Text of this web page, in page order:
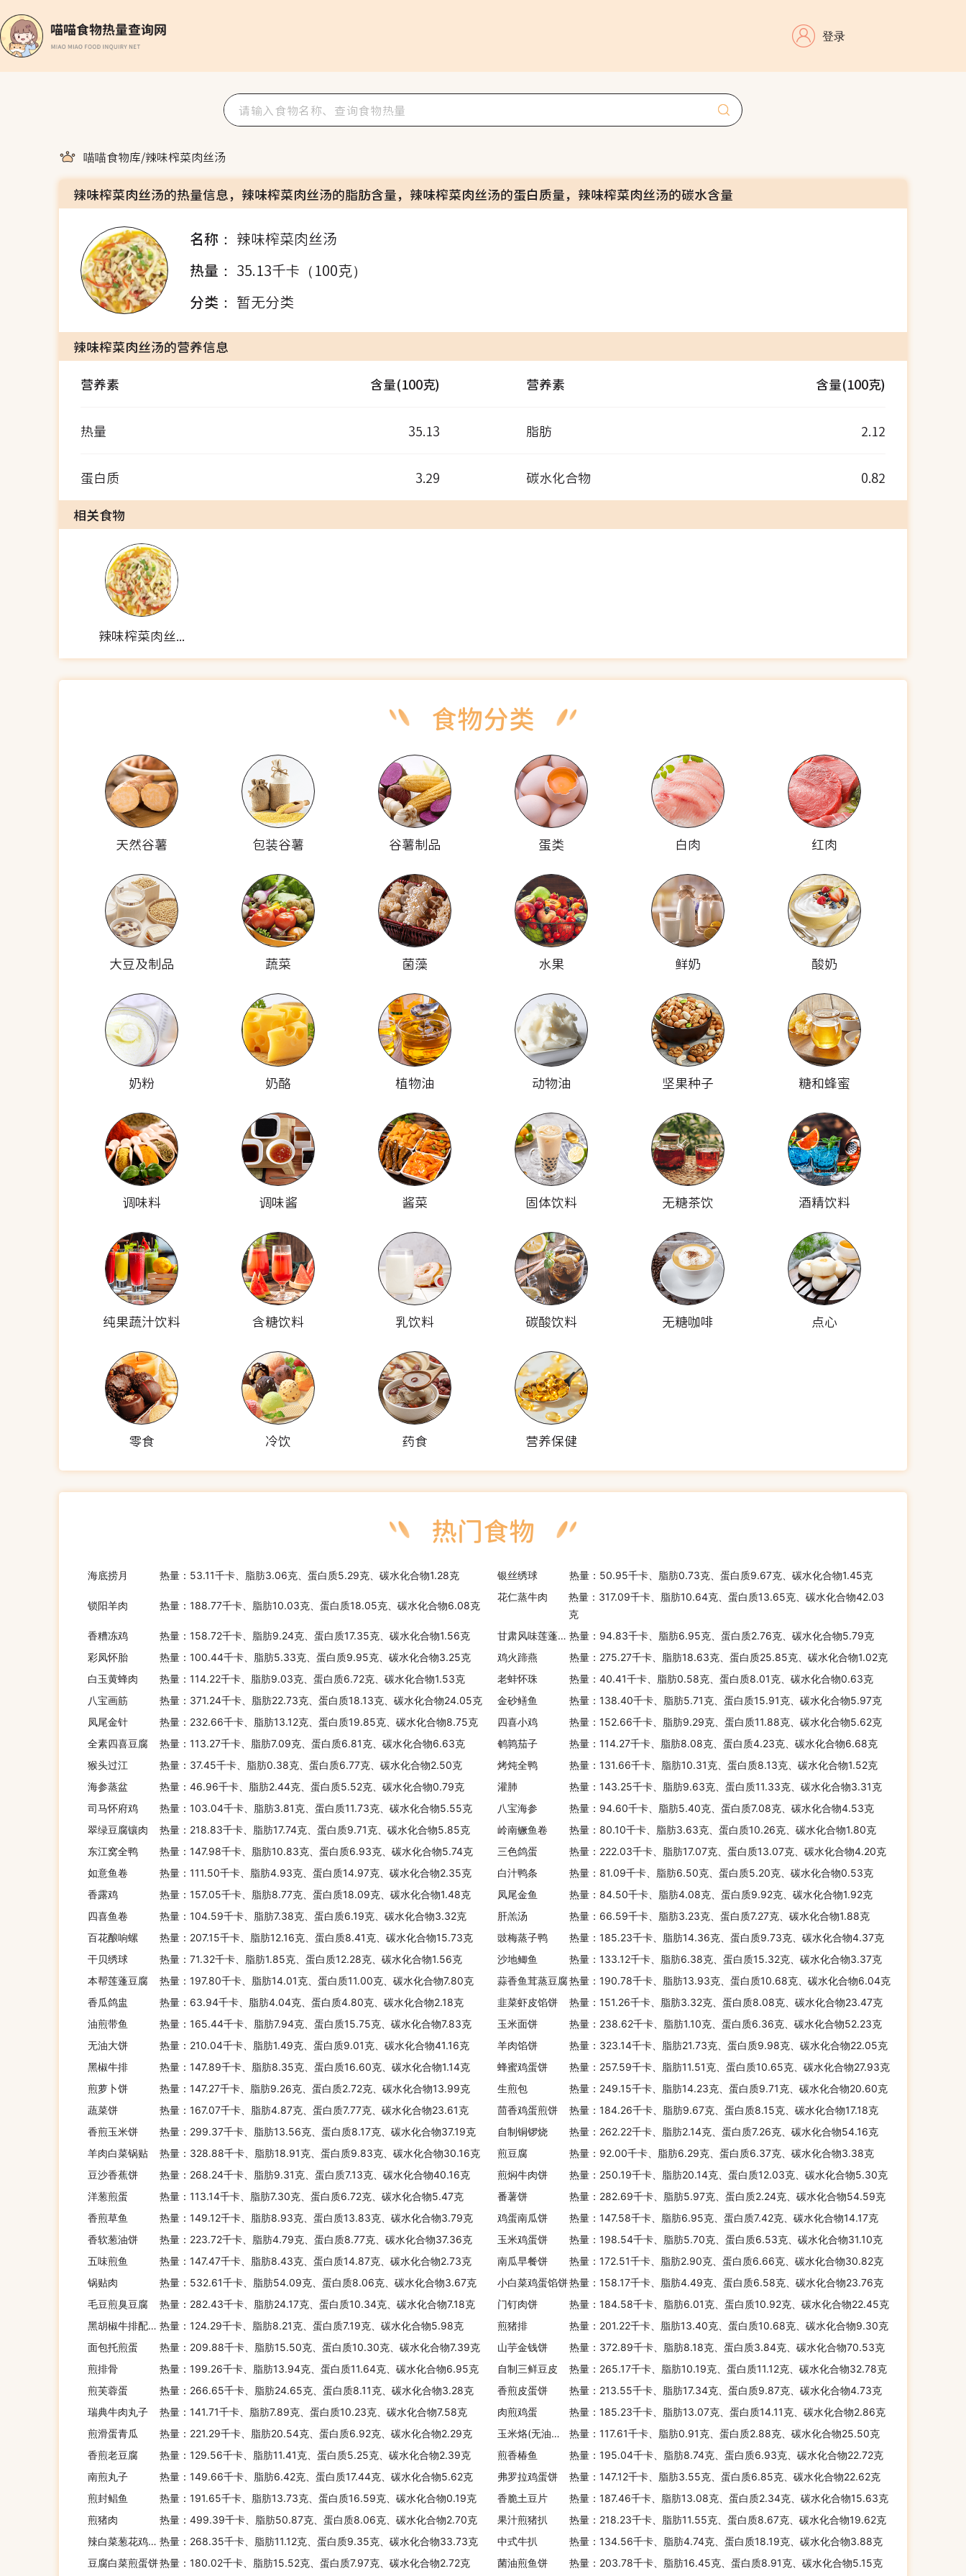
登录
喵喵食物库/辣味榨菜肉丝汤
辣味榨菜肉丝汤的热量信息，辣味榨菜肉丝汤的脂肪含量，辣味榨菜肉丝汤的蛋白质量，辣味榨菜肉丝汤的碳水含量
名称： 辣味榨菜肉丝汤
热量： 35.13千卡（100克）
分类： 暂无分类
辣味榨菜肉丝汤的营养信息
营养素
含量(100克) 营养素 含量(100克)
热量 35.13 脂肪 2.12
蛋白质 3.29 碳水化合物
0.82
相关食物
辣味榨菜肉丝汤
天然谷薯 包装谷薯 谷薯制品 蛋类 白肉 红肉
大豆及制品 蔬菜 菌藻 水果 鲜奶 酸奶
奶粉 奶酪 植物油 动物油 坚果种子 糖和蜂蜜
调味料 调味酱 酱菜 固体饮料 无糖茶饮 酒精饮料
纯果蔬汁饮料 含糖饮料 乳饮料 碳酸饮料 无糖咖啡 点心
零食 冷饮 药食 营养保健
海底捞月 热量：53.11千卡、脂肪3.06克、蛋白质5.29克、碳水化合物1.28克 银丝绣球 热量：50.95千卡、脂肪0.73克、蛋白质9.67克、碳水化合物1.45克
锁阳羊肉 热量：188.77千卡、脂肪10.03克、蛋白质18.05克、碳水化合物6.08克
花仁蒸牛肉
热量：317.09千卡、脂肪10.64克、蛋白质13.65克、碳水化合物42.03
克
香糟冻鸡
热量：158.72千卡、脂肪9.24克、蛋白质17.35克、碳水化合物1.56克 甘肃风味莲蓬豆腐 热量：94.83千卡、脂肪6.95克、蛋白质2.76克、碳水化合物5.79克
彩凤怀胎
热量：100.44千卡、脂肪5.33克、蛋白质9.95克、碳水化合物3.25克 鸡火蹄燕
热量：275.27千卡、脂肪18.63克、蛋白质25.85克、碳水化合物1.02克
白玉黄蜂肉
热量：114.22千卡、脂肪9.03克、蛋白质6.72克、碳水化合物1.53克 老蚌怀珠
热量：40.41千卡、脂肪0.58克、蛋白质8.01克、碳水化合物0.63克
八宝画筋
热量：371.24千卡、脂肪22.73克、蛋白质18.13克、碳水化合物24.05克 金砂鳝鱼
热量：138.40千卡、脂肪5.71克、蛋白质15.91克、碳水化合物5.97克
凤尾金针
热量：232.66千卡、脂肪13.12克、蛋白质19.85克、碳水化合物8.75克 四喜小鸡
热量：152.66千卡、脂肪9.29克、蛋白质11.88克、碳水化合物5.62克
全素四喜豆腐
热量：113.27千卡、脂肪7.09克、蛋白质6.81克、碳水化合物6.63克 鹌鹑茄子
热量：114.27千卡、脂肪8.08克、蛋白质4.23克、碳水化合物6.68克
猴头过江
热量：37.45千卡、脂肪0.38克、蛋白质6.77克、碳水化合物2.50克 烤炖全鸭
热量：131.66千卡、脂肪10.31克、蛋白质8.13克、碳水化合物1.52克
海参蒸盆
热量：46.96千卡、脂肪2.44克、蛋白质5.52克、碳水化合物0.79克 灌肺
热量：143.25千卡、脂肪9.63克、蛋白质11.33克、碳水化合物3.31克
司马怀府鸡
热量：103.04千卡、脂肪3.81克、蛋白质11.73克、碳水化合物5.55克 八宝海参
热量：94.60千卡、脂肪5.40克、蛋白质7.08克、碳水化合物4.53克
翠绿豆腐镶肉
热量：218.83千卡、脂肪17.74克、蛋白质9.71克、碳水化合物5.85克 岭南鳜鱼卷
热量：80.10千卡、脂肪3.63克、蛋白质10.26克、碳水化合物1.80克
东江窝全鸭
热量：147.98千卡、脂肪10.83克、蛋白质6.93克、碳水化合物5.74克 三色鸽蛋
热量：222.03千卡、脂肪17.07克、蛋白质13.07克、碳水化合物4.20克
如意鱼卷
热量：111.50千卡、脂肪4.93克、蛋白质14.97克、碳水化合物2.35克 白汁鸭条
热量：81.09千卡、脂肪6.50克、蛋白质5.20克、碳水化合物0.53克
香露鸡
热量：157.05千卡、脂肪8.77克、蛋白质18.09克、碳水化合物1.48克 凤尾金鱼
热量：84.50千卡、脂肪4.08克、蛋白质9.92克、碳水化合物1.92克
四喜鱼卷
热量：104.59千卡、脂肪7.38克、蛋白质6.19克、碳水化合物3.32克 肝羔汤
热量：66.59千卡、脂肪3.23克、蛋白质7.27克、碳水化合物1.88克
百花酿响螺
热量：207.15千卡、脂肪12.16克、蛋白质8.41克、碳水化合物15.73克 豉梅蒸子鸭
热量：185.23千卡、脂肪14.36克、蛋白质9.73克、碳水化合物4.37克
干贝绣球
热量：71.32千卡、脂肪1.85克、蛋白质12.28克、碳水化合物1.56克 沙地鲫鱼
热量：133.12千卡、脂肪6.38克、蛋白质15.32克、碳水化合物3.37克
本帮莲蓬豆腐
热量：197.80千卡、脂肪14.01克、蛋白质11.00克、碳水化合物7.80克 蒜香鱼茸蒸豆腐热量：190.78千卡、脂肪13.93克、蛋白质10.68克、碳水化合物6.04克
香瓜鸽盅
热量：63.94千卡、脂肪4.04克、蛋白质4.80克、碳水化合物2.18克 韭菜虾皮馅饼
热量：151.26千卡、脂肪3.32克、蛋白质8.08克、碳水化合物23.47克
油煎带鱼
热量：165.44千卡、脂肪7.94克、蛋白质15.75克、碳水化合物7.83克 玉米面饼
热量：238.62千卡、脂肪1.10克、蛋白质6.36克、碳水化合物52.23克
无油大饼
热量：210.04千卡、脂肪1.49克、蛋白质9.01克、碳水化合物41.16克 羊肉馅饼
热量：323.14千卡、脂肪21.73克、蛋白质9.98克、碳水化合物22.05克
黑椒牛排
热量：147.89千卡、脂肪8.35克、蛋白质16.60克、碳水化合物1.14克 蜂蜜鸡蛋饼
热量：257.59千卡、脂肪11.51克、蛋白质10.65克、碳水化合物27.93克
煎萝卜饼
热量：147.27千卡、脂肪9.26克、蛋白质2.72克、碳水化合物13.99克 生煎包
热量：249.15千卡、脂肪14.23克、蛋白质9.71克、碳水化合物20.60克
蔬菜饼
热量：167.07千卡、脂肪4.87克、蛋白质7.77克、碳水化合物23.61克 茴香鸡蛋煎饼
热量：184.26千卡、脂肪9.67克、蛋白质8.15克、碳水化合物17.18克
香煎玉米饼
热量：299.37千卡、脂肪13.56克、蛋白质8.17克、碳水化合物37.19克 自制铜锣烧
热量：262.22千卡、脂肪2.14克、蛋白质7.26克、碳水化合物54.16克
羊肉白菜锅贴
热量：328.88千卡、脂肪18.91克、蛋白质9.83克、碳水化合物30.16克 煎豆腐
热量：92.00千卡、脂肪6.29克、蛋白质6.37克、碳水化合物3.38克
豆沙香蕉饼
热量：268.24千卡、脂肪9.31克、蛋白质7.13克、碳水化合物40.16克 煎焖牛肉饼
热量：250.19千卡、脂肪20.14克、蛋白质12.03克、碳水化合物5.30克
洋葱煎蛋
热量：113.14千卡、脂肪7.30克、蛋白质6.72克、碳水化合物5.47克 番薯饼
热量：282.69千卡、脂肪5.97克、蛋白质2.24克、碳水化合物54.59克
香煎草鱼
热量：149.12千卡、脂肪8.93克、蛋白质13.83克、碳水化合物3.79克 鸡蛋南瓜饼
热量：147.58千卡、脂肪6.95克、蛋白质7.42克、碳水化合物14.17克
香软葱油饼
热量：223.72千卡、脂肪4.79克、蛋白质8.77克、碳水化合物37.36克 玉米鸡蛋饼
热量：198.54千卡、脂肪5.70克、蛋白质6.53克、碳水化合物31.10克
五味煎鱼
热量：147.47千卡、脂肪8.43克、蛋白质14.87克、碳水化合物2.73克 南瓜早餐饼
热量：172.51千卡、脂肪2.90克、蛋白质6.66克、碳水化合物30.82克
锅贴肉
热量：532.61千卡、脂肪54.09克、蛋白质8.06克、碳水化合物3.67克 小白菜鸡蛋馅饼热量：158.17千卡、脂肪4.49克、蛋白质6.58克、碳水化合物23.76克
毛豆煎臭豆腐
热量：282.43千卡、脂肪24.17克、蛋白质10.34克、碳水化合物7.18克 门钉肉饼
热量：184.58千卡、脂肪6.01克、蛋白质10.92克、碳水化合物22.45克
黑胡椒牛排配蘑菇酱汁，沙拉 热量：124.29千卡、脂肪8.21克、蛋白质7.19克、碳水化合物5.98克 煎猪排
热量：201.22千卡、脂肪13.40克、蛋白质10.68克、碳水化合物9.30克
面包托煎蛋
热量：209.88千卡、脂肪15.50克、蛋白质10.30克、碳水化合物7.39克 山芋金钱饼
热量：372.89千卡、脂肪8.18克、蛋白质3.84克、碳水化合物70.53克
煎排骨
热量：199.26千卡、脂肪13.94克、蛋白质11.64克、碳水化合物6.95克 自制三鲜豆皮
热量：265.17千卡、脂肪10.19克、蛋白质11.12克、碳水化合物32.78克
煎芙蓉蛋
热量：266.65千卡、脂肪24.65克、蛋白质8.11克、碳水化合物3.28克 香煎皮蛋饼
热量：213.55千卡、脂肪17.34克、蛋白质9.87克、碳水化合物4.73克
瑞典牛肉丸子
热量：141.71千卡、脂肪7.89克、蛋白质10.23克、碳水化合物7.58克 肉煎鸡蛋
热量：185.23千卡、脂肪13.07克、蛋白质14.11克、碳水化合物2.86克
煎滑蛋青瓜
热量：221.29千卡、脂肪20.54克、蛋白质6.92克、碳水化合物2.29克 玉米烙(无油无沙拉)
热量：117.61千卡、脂肪0.91克、蛋白质2.88克、碳水化合物25.50克
香煎老豆腐
热量：129.56千卡、脂肪11.41克、蛋白质5.25克、碳水化合物2.39克 煎香椿鱼
热量：195.04千卡、脂肪8.74克、蛋白质6.93克、碳水化合物22.72克
南煎丸子
热量：149.66千卡、脂肪6.42克、蛋白质17.44克、碳水化合物5.62克 弗罗拉鸡蛋饼
热量：147.12千卡、脂肪3.55克、蛋白质6.85克、碳水化合物22.62克
煎封鲳鱼
热量：191.65千卡、脂肪13.73克、蛋白质16.59克、碳水化合物0.19克 香脆土豆片
热量：187.46千卡、脂肪13.08克、蛋白质2.34克、碳水化合物15.63克
煎猪肉
热量：499.39千卡、脂肪50.87克、蛋白质8.06克、碳水化合物2.70克 果汁煎猪扒
热量：218.23千卡、脂肪11.55克、蛋白质8.67克、碳水化合物19.62克
辣白菜葱花鸡蛋饼卷 热量：268.35千卡、脂肪11.12克、蛋白质9.35克、碳水化合物33.73克 中式牛扒
热量：134.56千卡、脂肪4.74克、蛋白质18.19克、碳水化合物3.88克
豆腐白菜煎蛋饼热量：180.02千卡、脂肪15.52克、蛋白质7.97克、碳水化合物2.72克 菌油煎鱼饼 热量：203.78千卡、脂肪16.45克、蛋白质8.91克、碳水化合物5.15克